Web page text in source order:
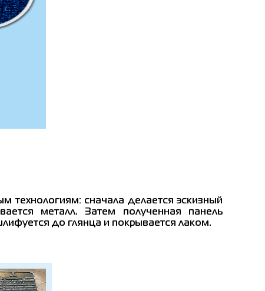
технологиям: сначала делается эскизный
металл. Затем полученная панель
до глянца и покрывается лаком.